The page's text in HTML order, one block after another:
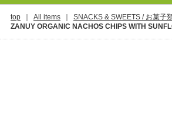
top All items SNACKS & SWEETS / お菓子
ZANUY ORGANIC NACHOS CHIPS WITH